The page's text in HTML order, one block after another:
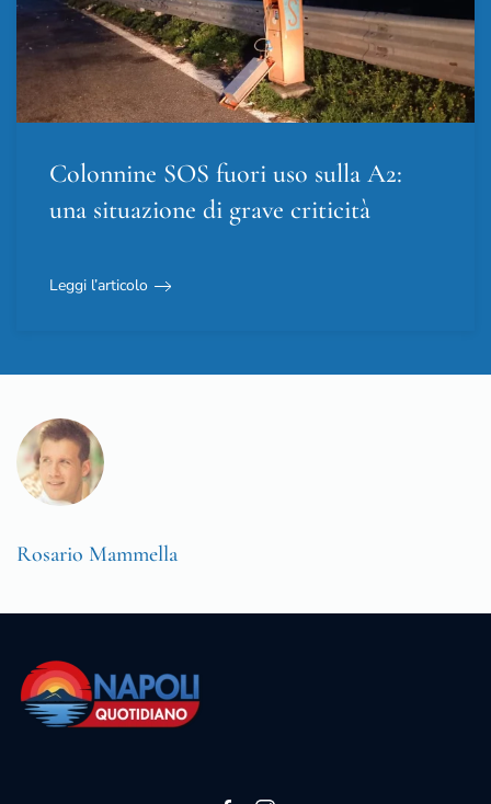
Colonnine SOS fuori uso sulla A2:
una situazione di grave criticità
Leggi l’articolo
Rosario Mammella